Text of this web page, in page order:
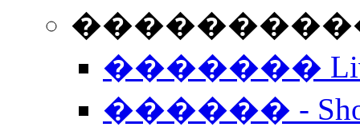
����������
�������
������ -